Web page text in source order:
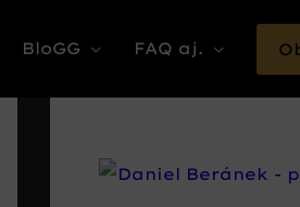
BloGG FAQ aj.